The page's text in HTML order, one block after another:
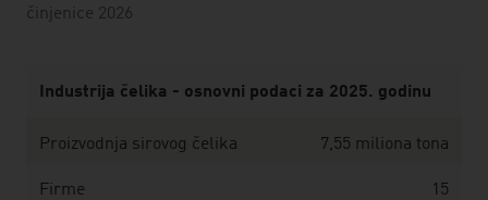
činjenice 2026
Industrija čelika - osnovni podaci za 2025. godinu
Proizvodnja sirovog čelika 7,55 miliona tona
Firme 15